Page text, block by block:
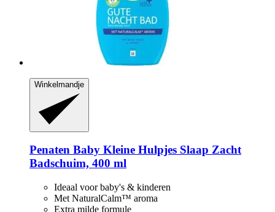
Winkelmandje
Penaten Baby Kleine Hulpjes Slaap Zacht
Badschuim, 400 ml
Ideaal voor baby's & kinderen
Met NaturalCalm™ aroma
Extra milde formule